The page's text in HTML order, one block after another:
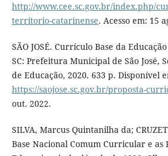
http://www.cee.sc.gov.br/index.php/
territorio-catarinense. Acesso em: 15
SÃO JOSÉ. Currículo Base da Educação
SC: Prefeitura Municipal de São José,
de Educação, 2020. 633 p. Disponível
https://saojose.sc.gov.br/proposta-
out. 2022.
SILVA, Marcus Quintanilha da;
Base Nacional Comum Curricular e as